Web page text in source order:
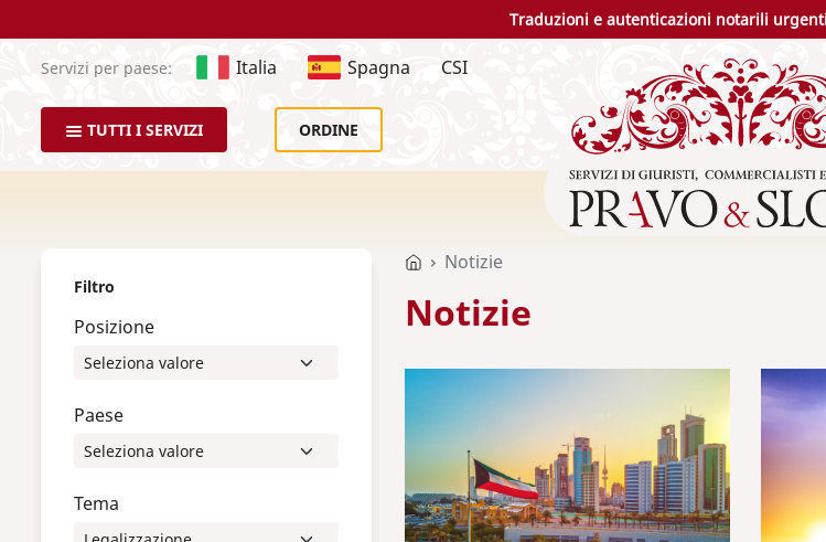
Traduzioni e autenticazioni notarili
Servizi per paese: Italia Spagna CSI
TUTTI I SERVIZI ORDINE
Filtro
Posizione
Paese
Tema
Notizie
Notizie